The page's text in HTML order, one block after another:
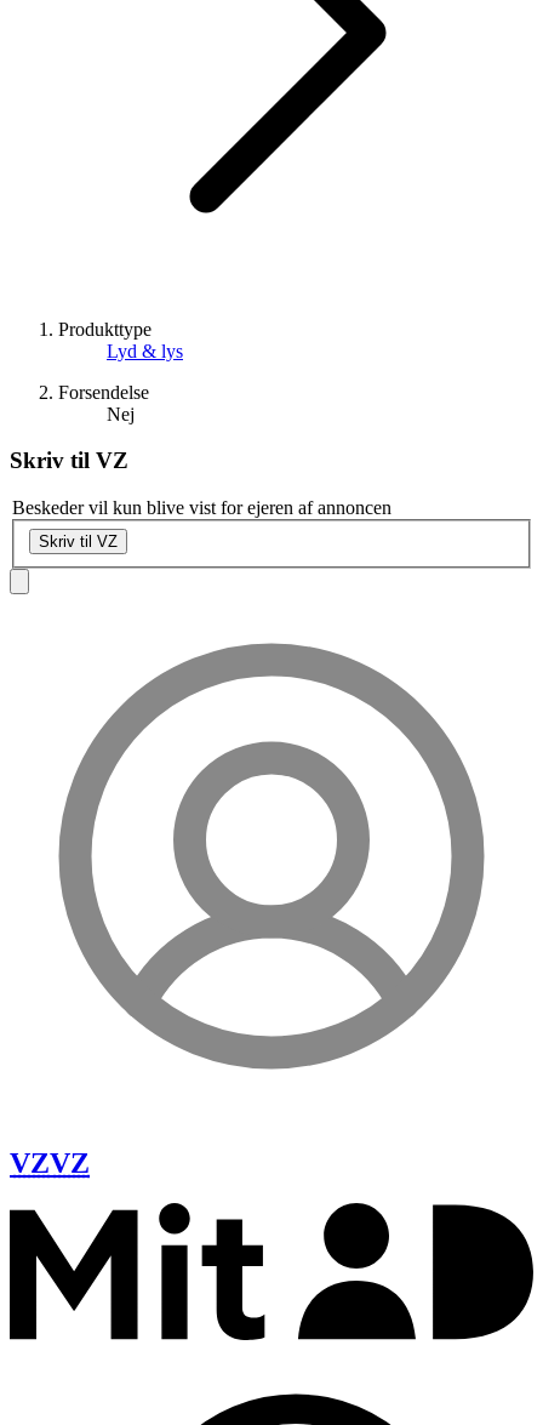
Produkttype
Lyd & lys
Forsendelse
Nej
Skriv til VZ
Beskeder vil kun blive vist for ejeren af annoncen
Skriv til VZ
VZVZ